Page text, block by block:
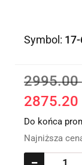
Symbol:
2995.00
2875.20
Do końca
Najniższa